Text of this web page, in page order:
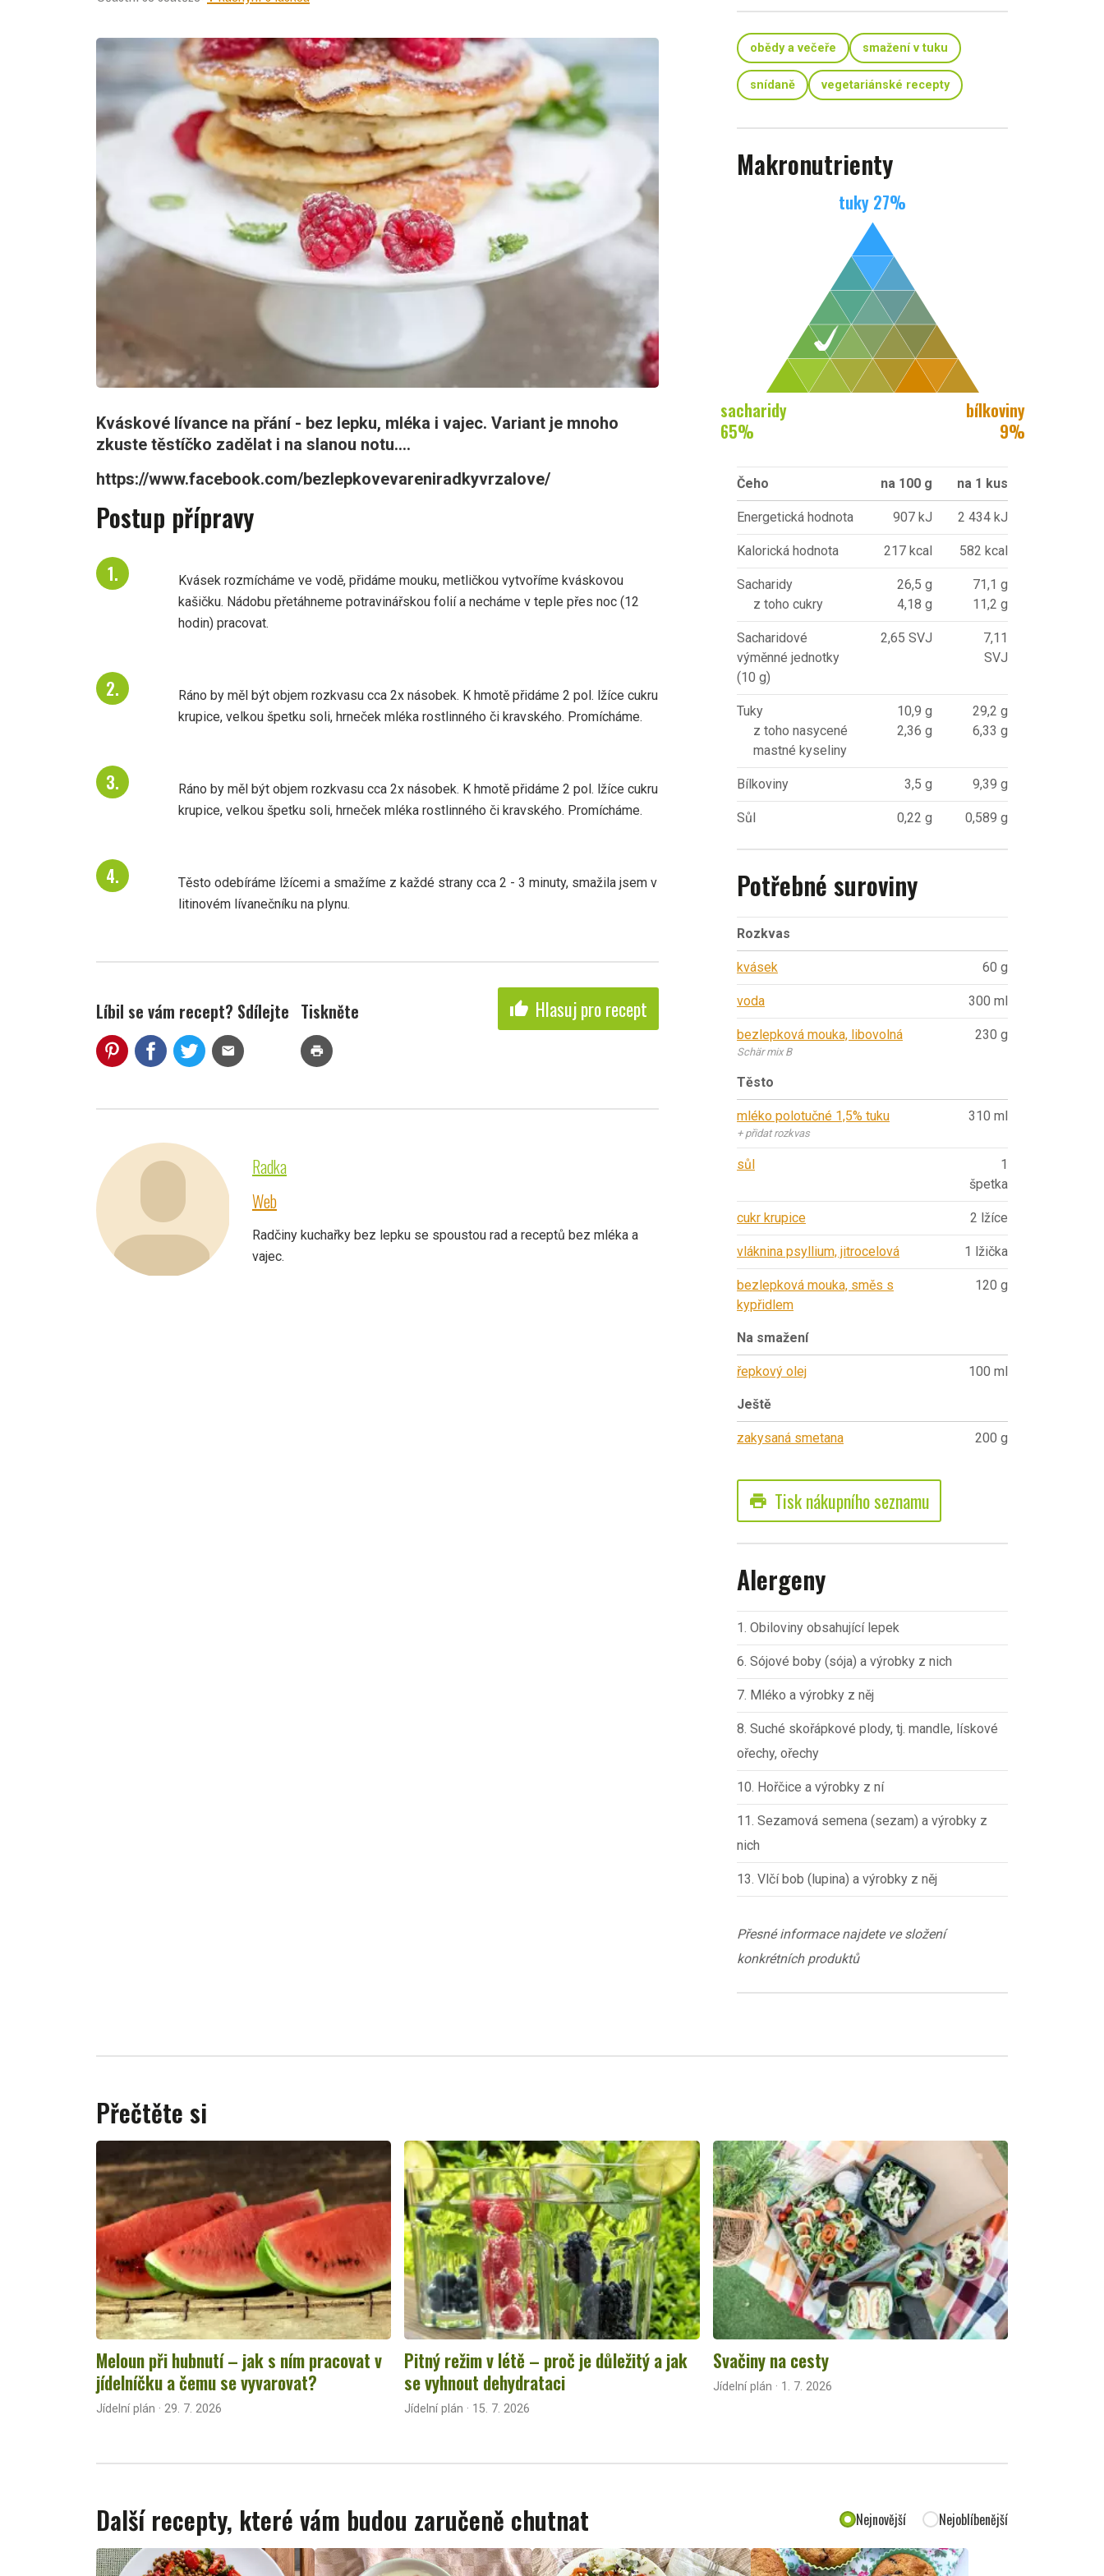
Kváskové lívance na přání - bez lepku, mléka i vajec. Variant je mnoho
zkuste těstíčko zadělat i na slanou notu....
https://www.facebook.com/bezlepkovevareniradkyvrzalove/
Postup přípravy
Kvásek rozmícháme ve vodě, přidáme mouku, metličkou vytvoříme kváskovou
kašičku. Nádobu přetáhneme potravinářskou folií a necháme v teple přes noc (12
hodin) pracovat.
Ráno by měl být objem rozkvasu cca 2x násobek. K hmotě přidáme 2 pol. lžíce cukru
krupice, velkou špetku soli, hrneček mléka rostlinného či kravského. Promícháme.
Ráno by měl být objem rozkvasu cca 2x násobek. K hmotě přidáme 2 pol. lžíce cukru
krupice, velkou špetku soli, hrneček mléka rostlinného či kravského. Promícháme.
Těsto odebíráme lžícemi a smažíme z každé strany cca 2 - 3 minuty, smažila jsem v
litinovém lívanečníku na plynu.
Líbil se vám recept? Sdílejte
mail
Tiskněte
print
thumb_up Hlasuj pro recept
Radka
Web
Radčiny kuchařky bez lepku se spoustou rad a receptů bez mléka a
vajec.
obědy a večeře smažení v tuku
snídaně vegetariánské recepty
Makronutrienty
tuky 27%
sacharidy
65%
bílkoviny
9%
Čeho na 100 g na 1 kus
Energetická hodnota 907 kJ 2 434 kJ
Kalorická hodnota 217 kcal 582 kcal
Sacharidy
z toho cukry
26,5 g
4,18 g
71,1 g
11,2 g
Sacharidové
výměnné jednotky
(10 g)
2,65 SVJ
7,11
SVJ
Tuky
z toho nasycené
mastné kyseliny
10,9 g
2,36 g
29,2 g
6,33 g
Bílkoviny 3,5 g 9,39 g
Sůl 0,22 g 0,589 g
Potřebné suroviny
Rozkvas
kvásek 60 g
voda 300 ml
bezlepková mouka, libovolná
Schär mix B
230 g
Těsto
mléko polotučné 1,5% tuku
+ přidat rozkvas
310 ml
sůl
1
špetka
cukr krupice 2 lžíce
vláknina psyllium, jitrocelová 1 lžička
bezlepková mouka, směs s
kypřidlem
120 g
Na smažení
řepkový olej 100 ml
Ještě
zakysaná smetana 200 g
print Tisk nákupního seznamu
Alergeny
1. Obiloviny obsahující lepek
6. Sójové boby (sója) a výrobky z nich
7. Mléko a výrobky z něj
8. Suché skořápkové plody, tj. mandle, lískové
ořechy, ořechy
10. Hořčice a výrobky z ní
11. Sezamová semena (sezam) a výrobky z
nich
13. Vlčí bob (lupina) a výrobky z něj
Přesné informace najdete ve složení
konkrétních produktů
Přečtěte si
Meloun při hubnutí – jak s ním pracovat v
jídelníčku a čemu se vyvarovat?
Jídelní plán · 29. 7. 2026
Pitný režim v létě – proč je důležitý a jak
se vyhnout dehydrataci
Jídelní plán · 15. 7. 2026
Svačiny na cesty
Jídelní plán · 1. 7. 2026
Další recepty, které vám budou zaručeně chutnat Nejnovější Nejoblíbenější